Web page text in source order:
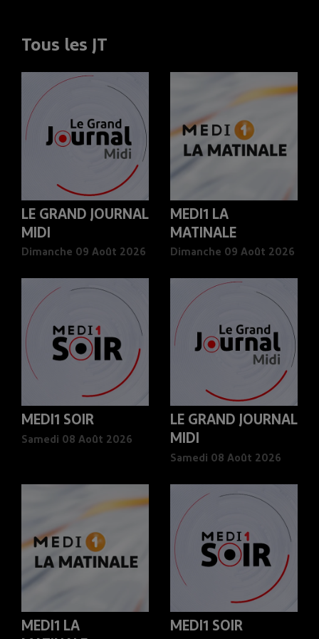
Tous les JT
LE GRAND JOURNAL
MIDI
Dimanche 09 Août 2026
MEDI1 LA
MATINALE
Dimanche 09 Août 2026
MEDI1 SOIR
Samedi 08 Août 2026
LE GRAND JOURNAL
MIDI
Samedi 08 Août 2026
MEDI1 LA
MEDI1 SOIR